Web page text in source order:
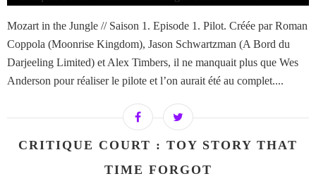
Mozart in the Jungle // Saison 1. Episode 1. Pilot. Créée par Roman
Coppola (Moonrise Kingdom), Jason Schwartzman (A Bord du
Darjeeling Limited) et Alex Timbers, il ne manquait plus que Wes
Anderson pour réaliser le pilote et l’on aurait été au complet....
CRITIQUE COURT : TOY STORY THAT
TIME FORGOT